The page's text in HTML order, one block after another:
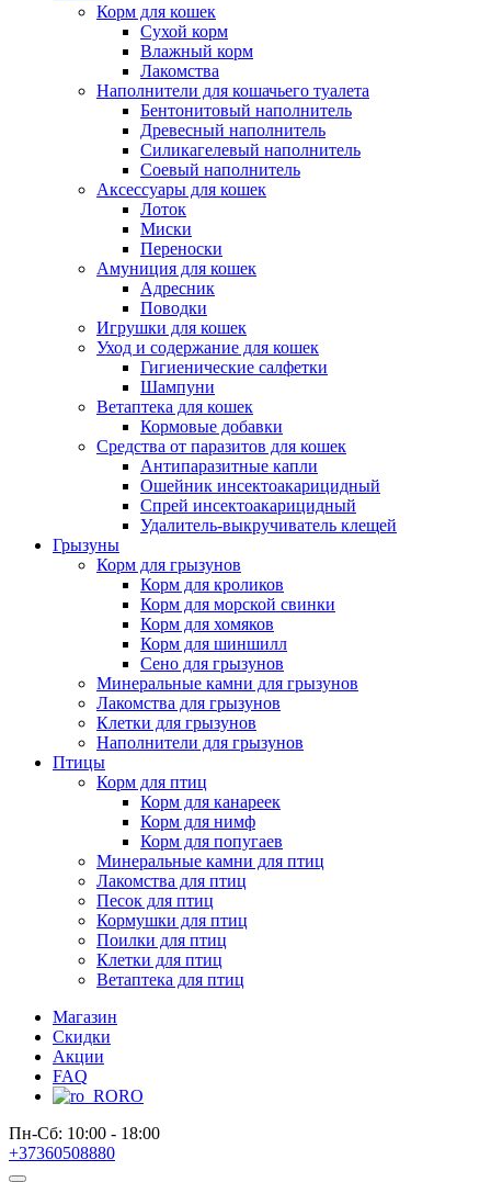
Корм для кошек
Сухой корм
Влажный корм
Лакомства
Наполнители для кошачьего туалета
Бентонитовый наполнитель
Древесный наполнитель
Силикагелевый наполнитель
Соевый наполнитель
Аксессуары для кошек
Лоток
Миски
Переноски
Амуниция для кошек
Адресник
Поводки
Игрушки для кошек
Уход и содержание для кошек
Гигиенические салфетки
Шампуни
Ветаптека для кошек
Кормовые добавки
Средства от паразитов для кошек
Антипаразитные капли
Ошейник инсектоакарицидный
Спрей инсектоакарицидный
Удалитель-выкручиватель клещей
Грызуны
Корм для грызунов
Корм для кроликов
Корм для морской свинки
Корм для хомяков
Корм для шиншилл
Сено для грызунов
Минеральные камни для грызунов
Лакомства для грызунов
Клетки для грызунов
Наполнители для грызунов
Птицы
Корм для птиц
Корм для канареек
Корм для нимф
Корм для попугаев
Минеральные камни для птиц
Лакомства для птиц
Песок для птиц
Кормушки для птиц
Поилки для птиц
Клетки для птиц
Ветаптека для птиц
Магазин
Скидки
Акции
FAQ
RO
Пн-Сб: 10:00 - 18:00
+37360508880